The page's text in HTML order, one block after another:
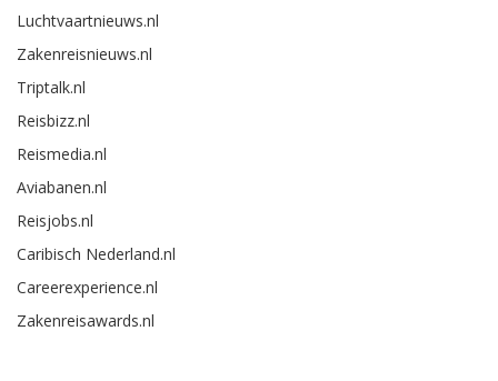
Luchtvaartnieuws.nl
Zakenreisnieuws.nl
Triptalk.nl
Reisbizz.nl
Reismedia.nl
Aviabanen.nl
Reisjobs.nl
Caribisch Nederland.nl
Careerexperience.nl
Zakenreisawards.nl